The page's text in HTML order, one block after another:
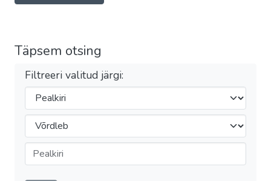
Täpsem otsing
Filtreeri valitud järgi:
Filtrid
Operaator